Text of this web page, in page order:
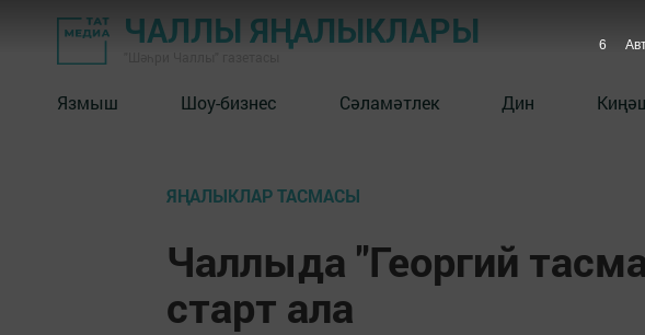
ЧАЛЛЫ ЯҢАЛЫКЛАРЫ
Язмыш Шоу-бизнес Сәламәтлек Дин
ЯҢАЛЫКЛАР ТАСМАСЫ
Чаллыда "Георгий
старт ала
6